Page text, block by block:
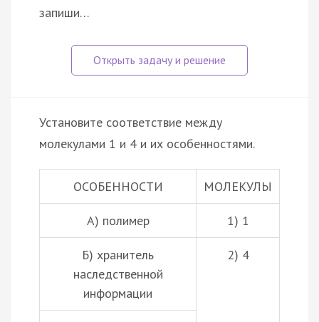
запиши…
Установите соответствие между
молекулами 1 и 4 и их особенностями.
ОСОБЕННОСТИ МОЛЕКУЛЫ
А) полимер 1) 1
Б) хранитель
наследственной
информации
2) 4